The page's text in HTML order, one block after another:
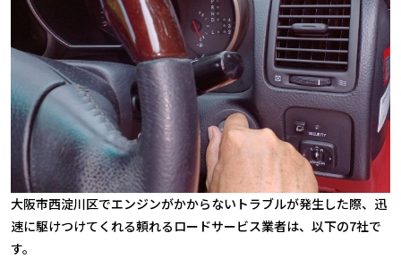
大阪市西淀川区でエンジンがかからないトラブルが発生した際、迅
速に駆けつけてくれる頼れるロードサービス業者は、以下の7社で
す。